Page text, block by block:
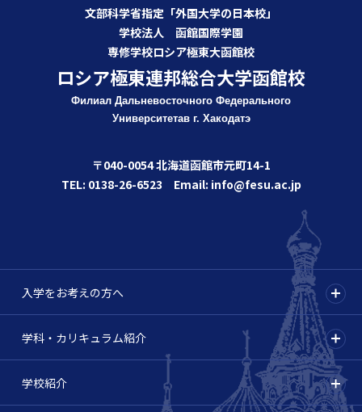
文部科学省指定「外国大学の日本校」
学校法人 函館国際学園
専修学校ロシア極東大函館校
ロシア極東連邦総合大学函館校
Филиал Дальневосточного Федерального
Университетав г. Хакодатэ
〒040-0054 北海道函館市元町14-1
TEL: 0138-26-6523 Email: info@fesu.ac.jp
入学をお考えの方へ
学科・カリキュラム紹介
学校紹介